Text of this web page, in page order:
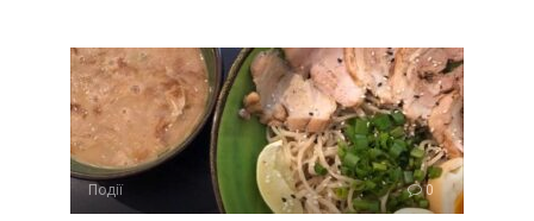
Події 0